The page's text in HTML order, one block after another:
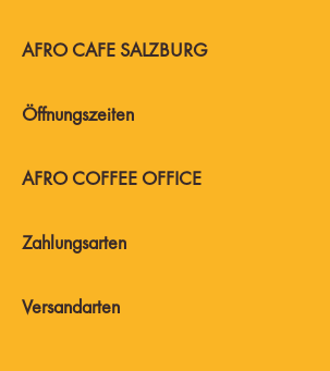
AFRO COFFEE OFFICE
AFRO CAFE SALZBURG
Zahlungsarten
Öffnungszeiten
Versandarten